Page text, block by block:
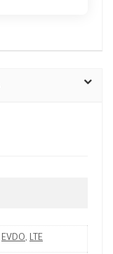
EVDO, LTE